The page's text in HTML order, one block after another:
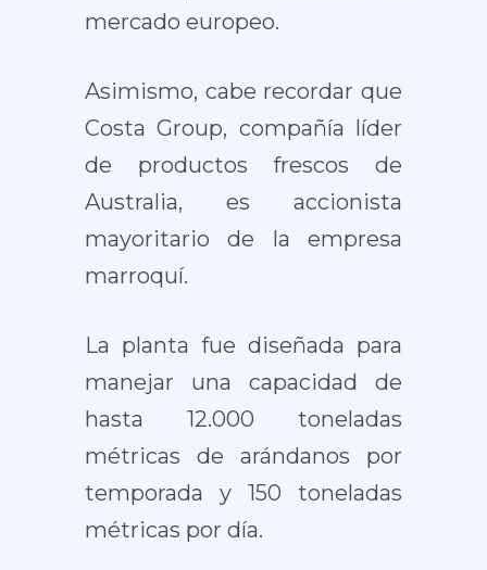
mercado europeo.
Asimismo, cabe recordar que
Costa Group, compañía líder
de productos frescos de
Australia, es accionista
mayoritario de la empresa
marroquí.
La planta fue diseñada para
manejar una capacidad de
hasta 12.000 toneladas
métricas de arándanos por
temporada y 150 toneladas
métricas por día.